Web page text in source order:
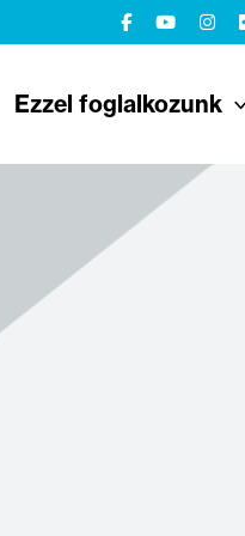
Ezzel foglalkozunk